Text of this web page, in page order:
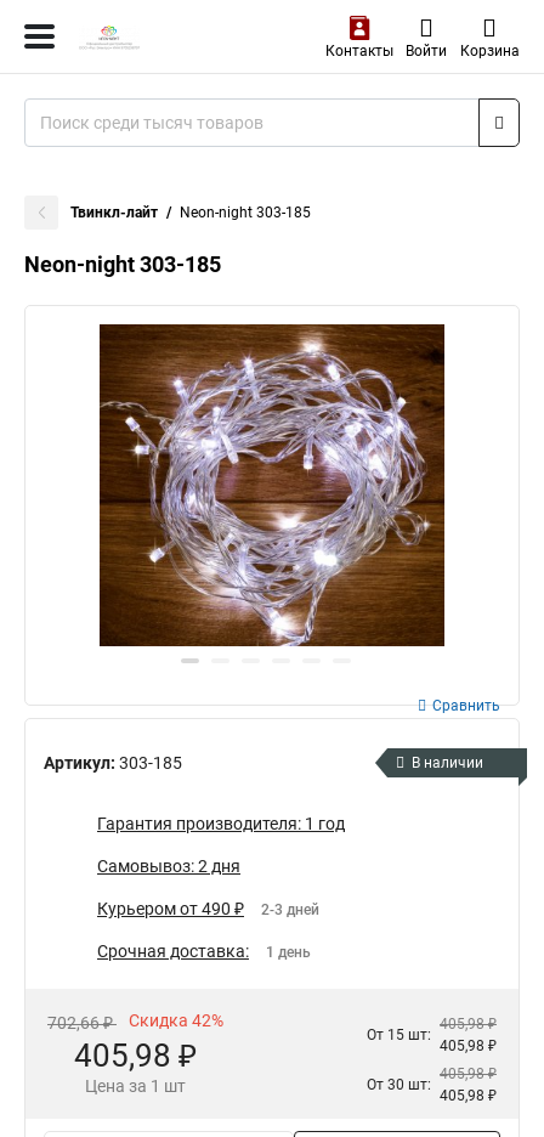
Контакты Войти Корзина
Твинкл-лайт Neon-night 303-185
Neon-night 303-185
Артикул: 303-185
Сравнить
В наличии
Гарантия производителя: 1 год
Самовывоз: 2 дня
Курьером от 490 ₽ 2-3 дней
Срочная доставка: 1 день
702,66 ₽ Скидка 42%
405,98 ₽
Цена за 1 шт
От 15 шт:
405,98 ₽
405,98 ₽
От 30 шт:
405,98 ₽
405,98 ₽